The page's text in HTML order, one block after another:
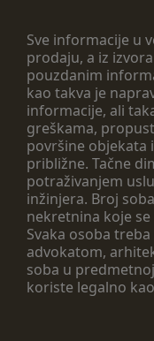
Sve informacije u
prodaju, a iz
pouzdanim
kao takva je
informacije, ali
greškama,
površine objekata
približne. Tačne
potraživanjem
inžinjera. Broj
nekretnina koje
Svaka osoba
advokatom,
soba u
koriste legalno